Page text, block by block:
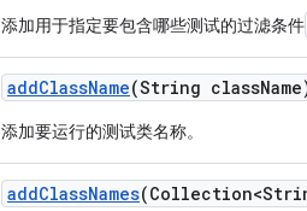
添加用于指定要包含哪些测试的过滤条件
addClassName(String class
添加要运行的测试类名称。
addClassNames